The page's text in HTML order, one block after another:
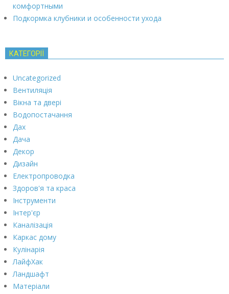
комфортными
Подкормка клубники и особенности ухода
КАТЕГОРІЇ
Uncategorized
Вентиляція
Вікна та двері
Водопостачання
Дах
Дача
Декор
Дизайн
Електропроводка
Здоров'я та краса
Інструменти
Інтер'єр
Каналізація
Каркас дому
Кулінарія
ЛайфХак
Ландшафт
Матеріали